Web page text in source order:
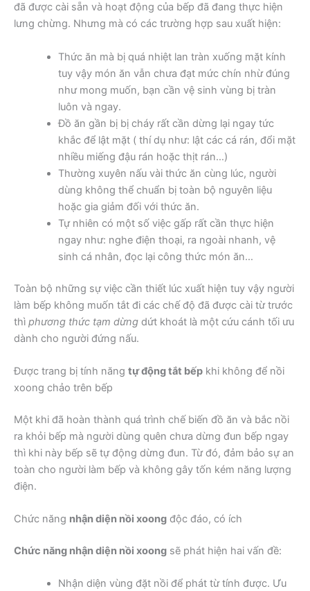
đã được cài sẵn và hoạt động của bếp đã đang thực hiện
lưng chừng. Nhưng mà có các trường hợp sau xuất hiện:
Thức ăn mà bị quá nhiệt lan tràn xuống mặt kính
tuy vậy món ăn vẫn chưa đạt mức chín nhừ đúng
như mong muốn, bạn cần vệ sinh vùng bị tràn
luôn và ngay.
Đồ ăn gần bị bị cháy rất cần dừng lại ngay tức
khắc để lật mặt ( thí dụ như: lật các cá rán, đổi mặt
nhiều miếng đậu rán hoặc thịt rán…)
Thường xuyên nấu vài thức ăn cùng lúc, người
dùng không thể chuẩn bị toàn bộ nguyên liệu
hoặc gia giảm đối với thức ăn.
Tự nhiên có một số việc gấp rất cần thực hiện
ngay như: nghe điện thoại, ra ngoài nhanh, vệ
sinh cá nhân, đọc lại công thức món ăn…
Toàn bộ những sự việc cần thiết lúc xuất hiện tuy vậy người
làm bếp không muốn tắt đi các chế độ đã được cài từ trước
thì phương thức tạm dừng dứt khoát là một cứu cánh tối ưu
dành cho người đứng nấu.
Được trang bị tính năng tự động tắt bếp khi không để nồi
xoong chảo trên bếp
Một khi đã hoàn thành quá trình chế biến đồ ăn và bắc nồi
ra khỏi bếp mà người dùng quên chưa dừng đun bếp ngay
thì khi này bếp sẽ tự động dừng đun. Từ đó, đảm bảo sự an
toàn cho người làm bếp và không gây tốn kém năng lượng
điện.
Chức năng nhận diện nồi xoong độc đáo, có ích
Chức năng nhận diện nồi xoong sẽ phát hiện hai vấn đề:
Nhận diện vùng đặt nồi để phát từ tính được. Ưu